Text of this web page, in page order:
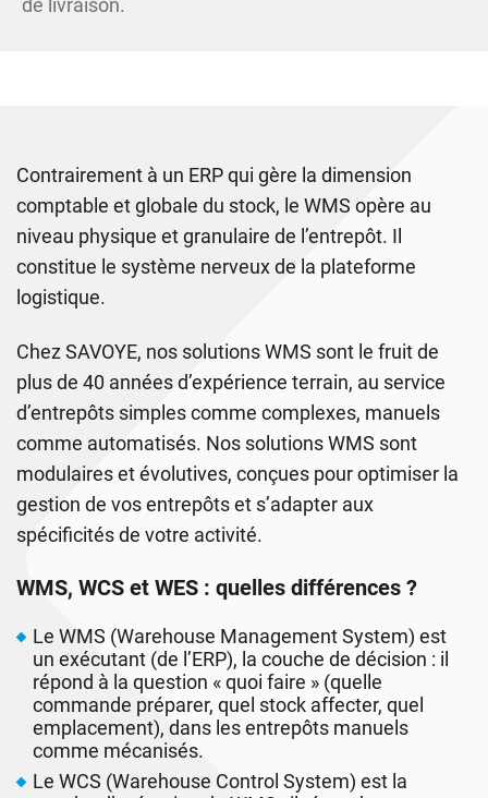
de livraison.
Contrairement à un ERP qui gère la dimension
comptable et globale du stock, le WMS opère au
niveau physique et granulaire de l’entrepôt. Il
constitue le système nerveux de la plateforme
logistique.
Chez SAVOYE, nos solutions WMS sont le fruit de
plus de 40 années d’expérience terrain, au service
d’entrepôts simples comme complexes, manuels
comme automatisés. Nos solutions WMS sont
modulaires et évolutives, conçues pour optimiser la
gestion de vos entrepôts et s’adapter aux
spécificités de votre activité.
WMS, WCS et WES : quelles différences ?
Le WMS (Warehouse Management System) est
un exécutant (de l’ERP), la couche de décision : il
répond à la question « quoi faire » (quelle
commande préparer, quel stock affecter, quel
emplacement), dans les entrepôts manuels
comme mécanisés.
Le WCS (Warehouse Control System) est la